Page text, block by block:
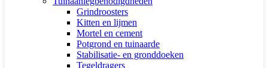
Grindroosters
Kitten en lijmen
Mortel en cement
Potgrond en tuinaarde
Stabilisatie- en gronddoeken
Tegeldragers